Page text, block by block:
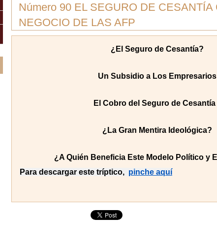
Número 90 EL SEGURO DE CESANTÍA
NEGOCIO DE LAS AFP
¿El Seguro de Cesantía?
Un Subsidio a Los Empresarios
El Cobro del Seguro de Cesantía
¿La Gran Mentira Ideológica?
¿A Quién Beneficia Este Modelo Político y
Para descargar este tríptico, pinche aquí